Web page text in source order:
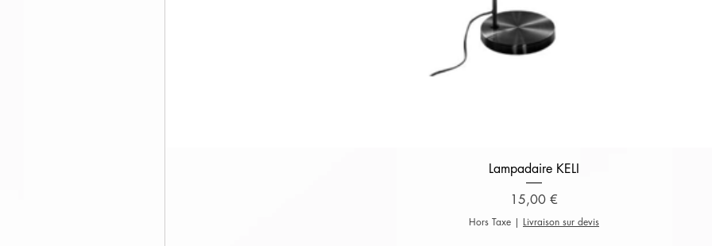
Aperçu rapide
Lampadaire KELI
Prix
15,00 €
Hors Taxe | Livraison sur devis